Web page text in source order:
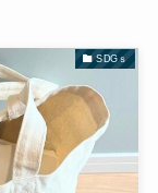
SDGｓ